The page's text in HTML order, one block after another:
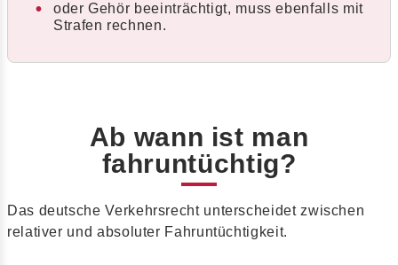
oder Gehör beeinträchtigt, muss ebenfalls mit
Strafen rechnen.
Ab wann ist man
fahruntüchtig?
Das deutsche Verkehrsrecht unterscheidet zwischen
relativer und absoluter Fahruntüchtigkeit.